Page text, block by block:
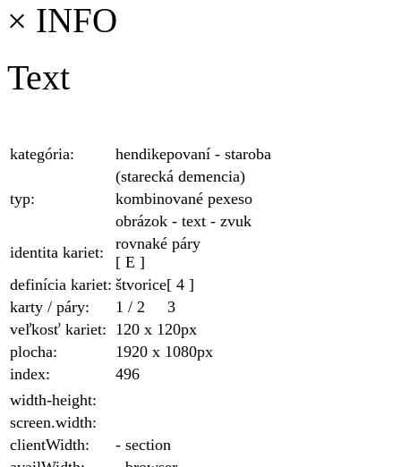
× INFO
Text
kategória:
hendikepovaní - staroba
(starecká demencia)
typ:
kombinované pexeso
obrázok - text - zvuk
identita kariet:
rovnaké páry
[ E ]
definícia kariet: štvorice[ 4 ]
karty / páry:
1 / 2
3
veľkosť kariet: 120 x 120px
plocha: 1920 x 1080px
index:
496
width-height:
screen.width:
clientWidth:
- section